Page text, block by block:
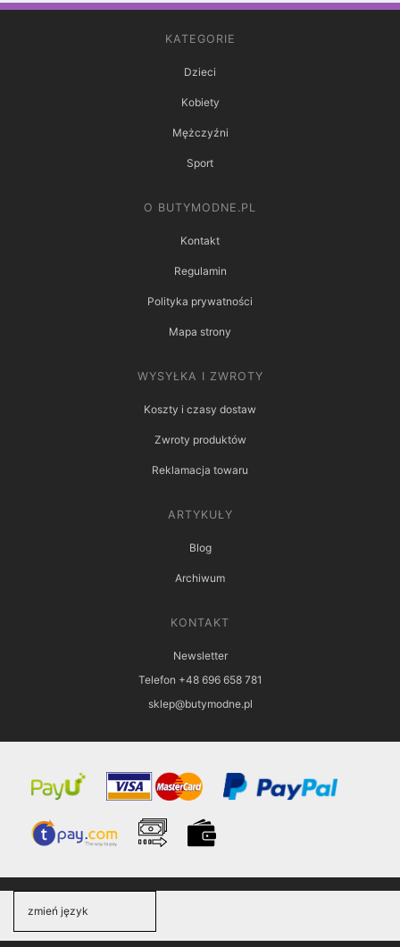
KATEGORIE
Dzieci
Kobiety
Mężczyźni
Sport
O BUTYMODNE.PL
Kontakt
Regulamin
Polityka prywatności
Mapa strony
WYSYŁKA I ZWROTY
Koszty i czasy dostaw
Zwroty produktów
Reklamacja towaru
ARTYKUŁY
Blog
Archiwum
KONTAKT
Newsletter
Telefon +48 696 658 781
sklep@butymodne.pl
zmień język